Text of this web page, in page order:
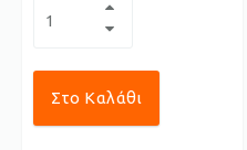
Στο Καλάθι